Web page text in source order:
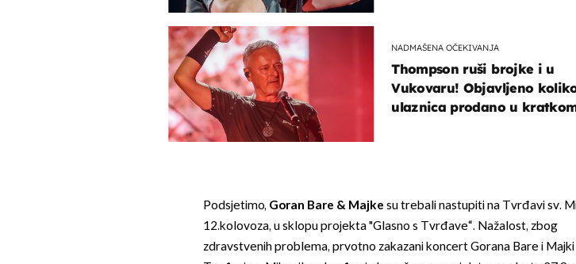
NADMAŠENA OČEKIVANJA
Thompson ruši brojke i u
Vukovaru! Objavljeno
ulaznica prodano u
Podsjetimo, Goran Bare & Majke su trebali nastupiti na Tvrđavi sv.
12.kolovoza, u sklopu projekta "Glasno s Tvrđave“. Nažalost, zbog
zdravstvenih problema, prvotno zakazani koncert Gorana Bare i Majki